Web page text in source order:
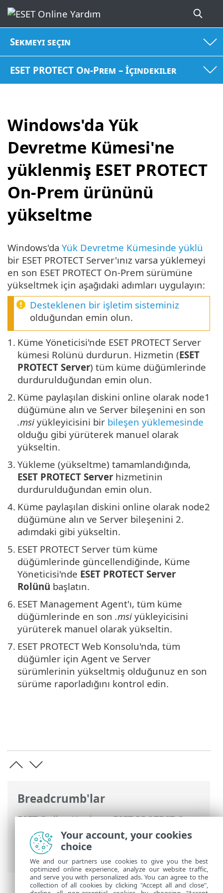
Sekmeyi seçin
ESET PROTECT On-Prem – İçindekiler
Windows'da Yük
Devretme Kümesi'ne
yüklenmiş ESET PROTECT
On-Prem ürününü
yükseltme
Breadcrumb'lar
ESET Online Yardım>ESET PROTECT On-
Prem> Yükselt > Windows'da Yük
Devretme Kümesi'ne yüklenmiş ESET
PROTECT On-Prem ürününü yükseltme
Windows'da Yük Devretme Kümesinde yüklü
bir ESET PROTECT Server'ınız varsa yüklemeyi
en son ESET PROTECT On-Prem sürümüne
yükseltmek için aşağıdaki adımları uygulayın:
Desteklenen bir işletim sisteminiz
olduğundan emin olun.
1. Küme Yöneticisi'nde ESET PROTECT Server
kümesi Rolünü durdurun. Hizmetin (ESET
PROTECT Server) tüm küme düğümlerinde
durdurulduğundan emin olun.
2. Küme paylaşılan diskini online olarak node1
düğümüne alın ve Server bileşenini en son
.msi yükleyicisini bir bileşen yüklemesinde
olduğu gibi yürüterek manuel olarak
yükseltin.
3. Yükleme (yükseltme) tamamlandığında,
ESET PROTECT Server hizmetinin
durdurulduğundan emin olun.
4. Küme paylaşılan diskini online olarak node2
düğümüne alın ve Server bileşenini 2.
adımdaki gibi yükseltin.
5. ESET PROTECT Server tüm küme
düğümlerinde güncellendiğinde, Küme
Yöneticisi'nde ESET PROTECT Server
Rolünü başlatın.
6. ESET Management Agent'ı, tüm küme
düğümlerinde en son .msi yükleyicisini
yürüterek manuel olarak yükseltin.
7. ESET PROTECT Web Konsolu'nda, tüm
düğümler için Agent ve Server
sürümlerinin yükseltmiş olduğunuz en son
sürüme raporladığını kontrol edin.
Your account, your cookies
choice
We and our partners use cookies to give you the best
optimized online experience, analyze our website traffic,
and serve you with personalized ads. You can agree to the
collection of all cookies by clicking "Accept all and close",